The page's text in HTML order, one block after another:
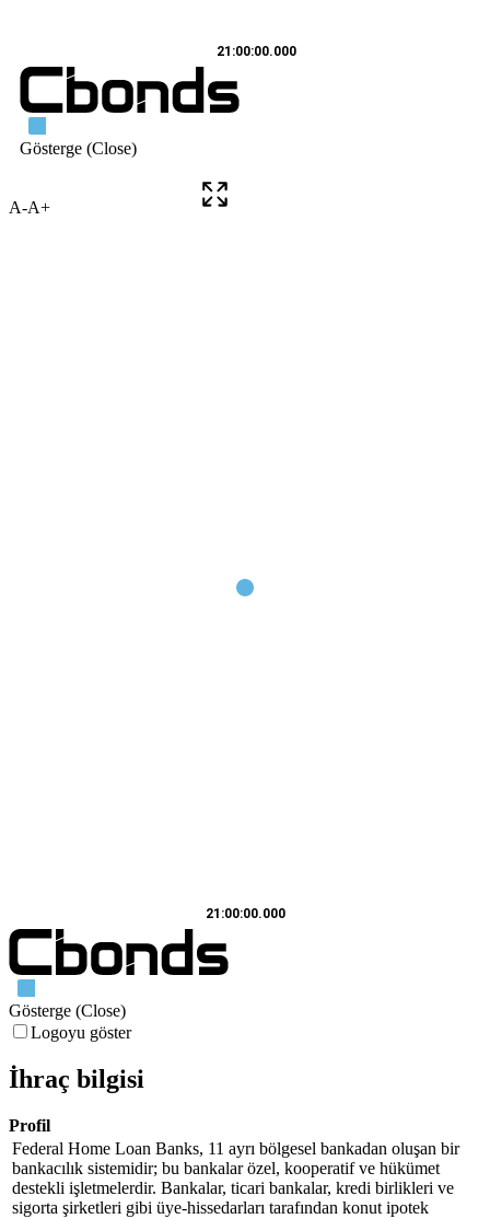
A-A+
21:00:00.000
Gösterge (Close)
Logoyu göster
İhraç bilgisi
Profil
Federal Home Loan Banks, 11 ayrı bölgesel bankadan oluşan bir
bankacılık sistemidir; bu bankalar özel, kooperatif ve hükümet
destekli işletmelerdir. Bankalar, ticari bankalar, kredi birlikleri ve
sigorta şirketleri gibi üye-hissedarları tarafından konut ipotek